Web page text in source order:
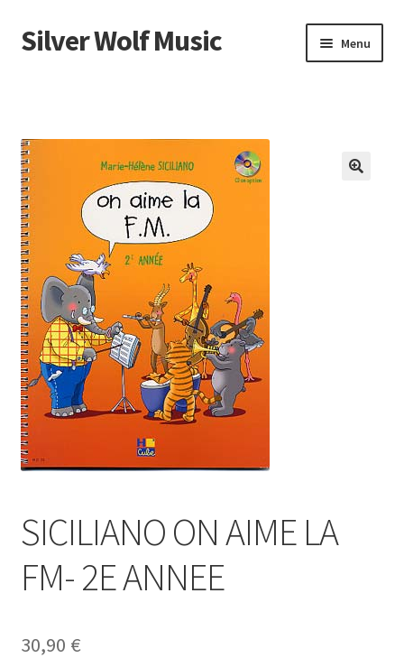
Aller
à
Aller
au
Silver Wolf Music Menu
Panier
Mon compte
SICILIANO ON AIME LA
FM- 2E ANNEE
30,90 €